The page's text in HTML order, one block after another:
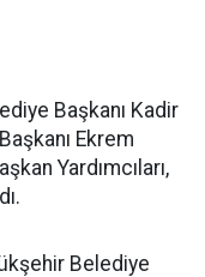
Başkanı Kadir
Ekrem
Yardımcıları,
Belediye